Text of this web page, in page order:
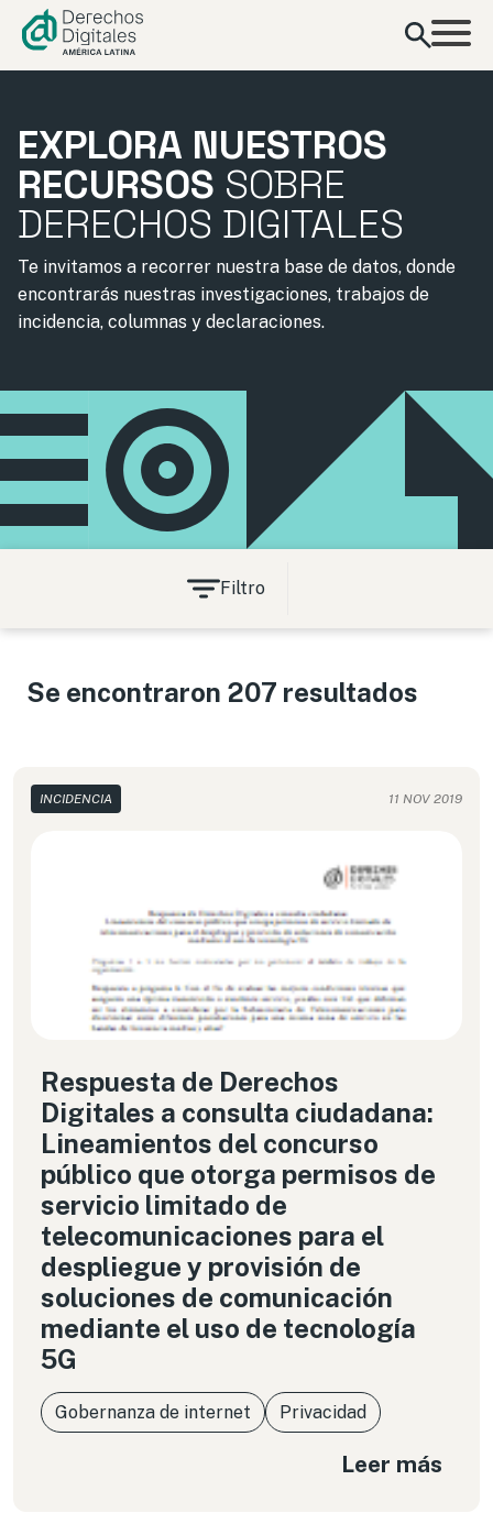
contenido
EXPLORA NUESTROS
RECURSOS SOBRE
DERECHOS DIGITALES
Te invitamos a recorrer nuestra base de datos, donde
encontrarás nuestras investigaciones, trabajos de
incidencia, columnas y declaraciones.
Filtro
Se encontraron 207 resultados
INCIDENCIA 11 NOV 2019
Respuesta de Derechos
Digitales a consulta ciudadana:
Lineamientos del concurso
público que otorga permisos de
servicio limitado de
telecomunicaciones para el
despliegue y provisión de
soluciones de comunicación
mediante el uso de tecnología
5G
Gobernanza de internet Privacidad
Leer más